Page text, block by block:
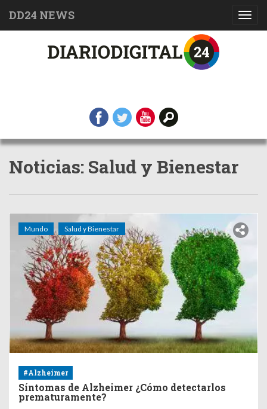
DD24 NEWS
Noticias: Salud y Bienestar
Mundo Salud y Bienestar
#Alzheimer
Síntomas de Alzheimer ¿Cómo detectarlos
prematuramente?